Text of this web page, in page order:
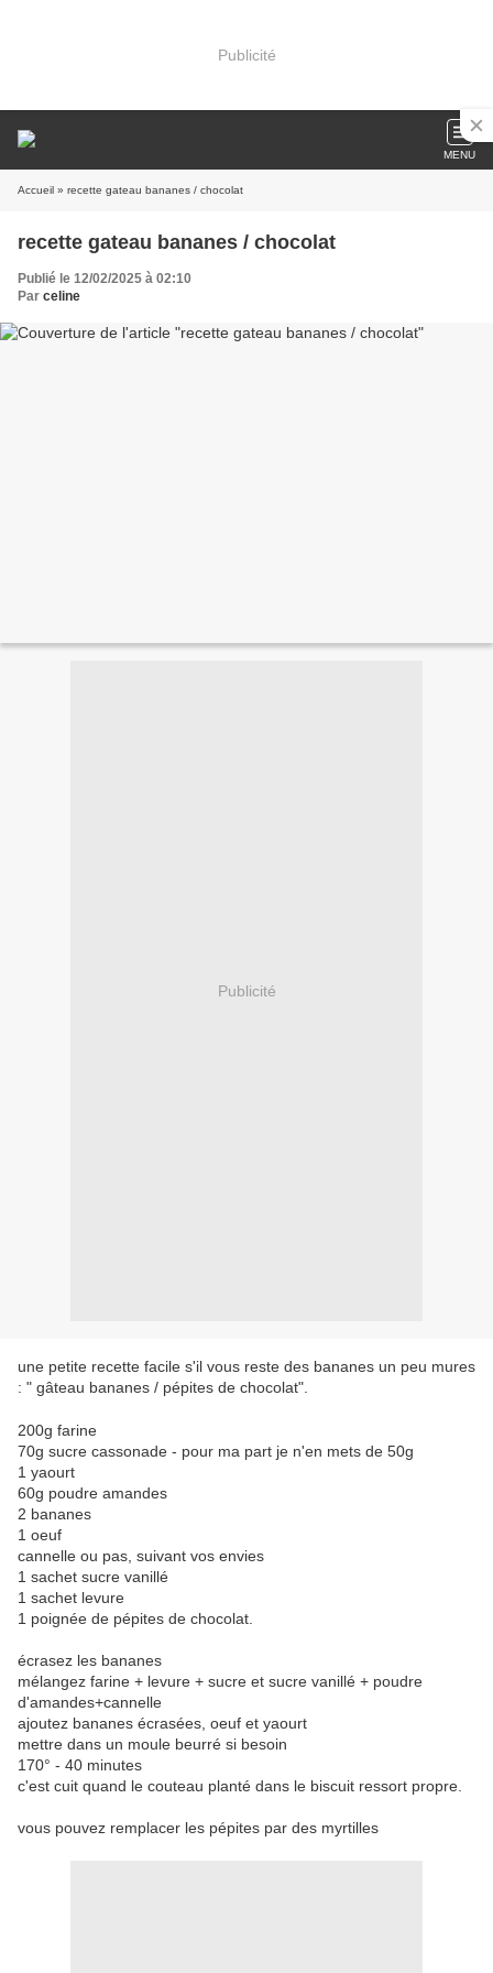
Publicité
MENU
Accueil » recette gateau bananes / chocolat
recette gateau bananes / chocolat
Publié le 12/02/2025 à 02:10
Par celine
Publicité
une petite recette facile s'il vous reste des bananes un peu mures
: " gâteau bananes / pépites de chocolat".
200g farine
70g sucre cassonade - pour ma part je n'en mets de 50g
1 yaourt
60g poudre amandes
2 bananes
1 oeuf
cannelle ou pas, suivant vos envies
1 sachet sucre vanillé
1 sachet levure
1 poignée de pépites de chocolat.
écrasez les bananes
mélangez farine + levure + sucre et sucre vanillé + poudre
d'amandes+cannelle
ajoutez bananes écrasées, oeuf et yaourt
mettre dans un moule beurré si besoin
170° - 40 minutes
c'est cuit quand le couteau planté dans le biscuit ressort propre.
vous pouvez remplacer les pépites par des myrtilles